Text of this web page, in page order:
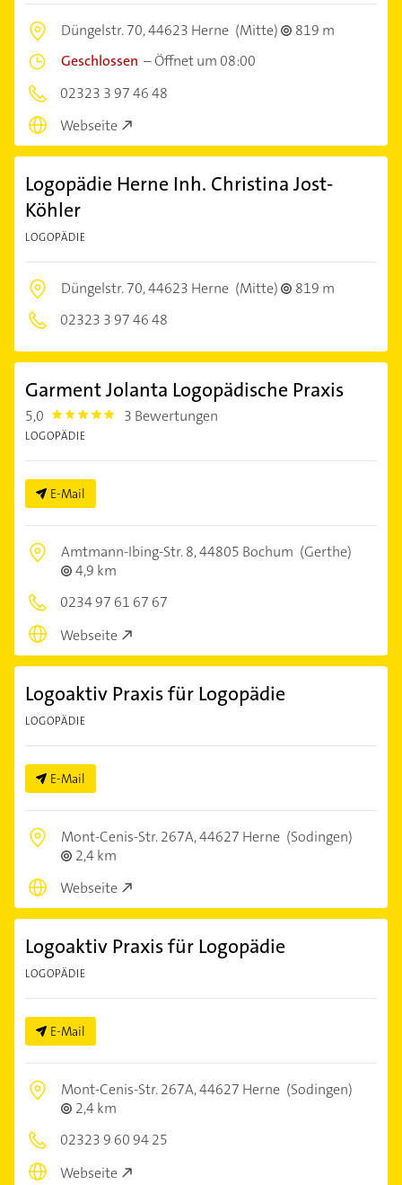
Düngelstr. 70,44623 Herne (Mitte)
819 m
Geschlossen –Öffnet um 08:00
02323 3 97 46 48
Webseite
Logopädie Herne Inh. Christina Jost-
Köhler
LOGOPÄDIE
Düngelstr. 70,44623 Herne (Mitte)
819 m
02323 3 97 46 48
Garment Jolanta Logopädische Praxis
5,0 5.0 3 Bewertungen
LOGOPÄDIE
E-Mail
Amtmann-Ibing-Str. 8,44805 Bochum (Gerthe)
4,9 km
0234 97 61 67 67
Webseite
Logoaktiv Praxis für Logopädie
LOGOPÄDIE
E-Mail
Mont-Cenis-Str. 267A,44627 Herne (Sodingen)
2,4 km
Webseite
Logoaktiv Praxis für Logopädie
LOGOPÄDIE
E-Mail
Mont-Cenis-Str. 267A,44627 Herne (Sodingen)
2,4 km
02323 9 60 94 25
Webseite